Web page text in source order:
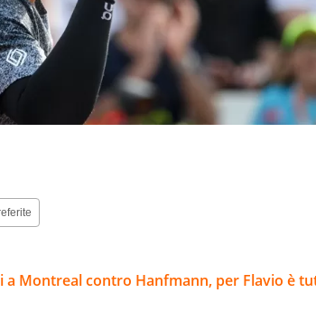
a Montreal contro Hanfmann, per Flavio è